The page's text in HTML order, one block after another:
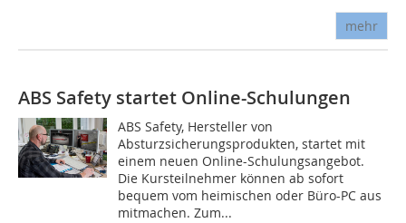
mehr
ABS Safety startet Online-Schulungen
ABS Safety, Hersteller von
Absturzsicherungsprodukten, startet mit
einem neuen Online-Schulungsangebot.
Die Kursteilnehmer können ab sofort
bequem vom heimischen oder Büro-PC aus
mitmachen. Zum...